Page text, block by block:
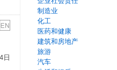
日
制造业
化工
医药和健康
建筑和房地产
旅游
汽车